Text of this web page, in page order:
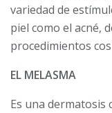
variedad de
piel como el acné,
procedimientos
EL MELASMA
Es una dermatosis